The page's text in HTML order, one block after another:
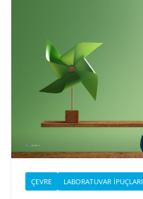
ÇEVRE LABORATUVAR İPUÇLARI